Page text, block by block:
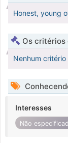
Honest, young
Os critérios
Nenhum
Interesses
Não